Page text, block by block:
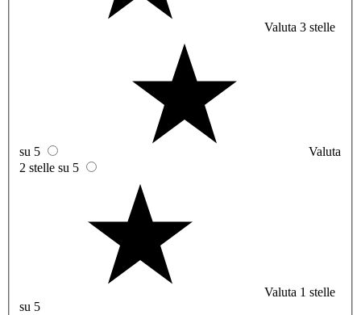
Valuta 3 stelle
su 5
Valuta
2 stelle su 5
Valuta 1 stelle
su 5